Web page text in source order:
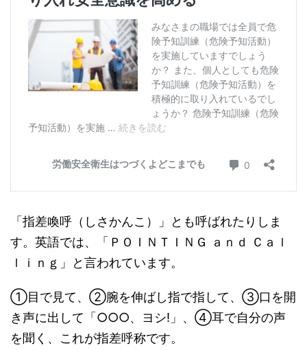
「指差喚呼（しさかんこ）」とも呼ばれたりしま
す。英語では、「ＰＯＩＮＴＩＮＧ ａｎｄ Ｃａｌ
ｌｉｎｇ」と言われています。
①目で見て、②腕を伸ばし指で指して、③口を開
き声に出して「○○○、ヨシ!」、④耳で自分の声
を聞く、これが指差呼称です。